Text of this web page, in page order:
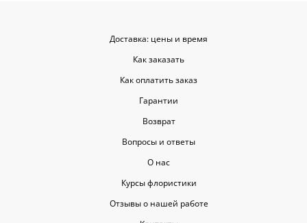
Доставка: цены и время
Как заказать
Как оплатить заказ
Гарантии
Возврат
Вопросы и ответы
О нас
Курсы флористики
Отзывы о нашей работе